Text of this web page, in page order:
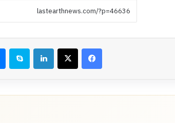
فيسبوك‫X لينكدإن